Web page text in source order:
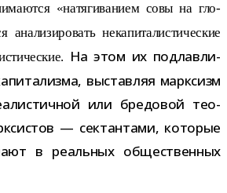
«натя­ги­ва­нием совы на гло­
ана­ли­зи­ро­вать нека­пи­та­ли­сти­че­ские
На этом их под­лав­ли­
выстав­ляя марк­сизм
или бре­до­вой тео­
— сек­тан­тами, кото­рые
в реаль­ных обще­ствен­ных